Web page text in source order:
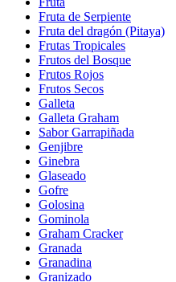
Fruta de Serpiente
Fruta del dragón (Pitaya)
Frutas Tropicales
Frutos del Bosque
Frutos Rojos
Frutos Secos
Galleta
Galleta Graham
Sabor Garrapiñada
Genjibre
Ginebra
Glaseado
Gofre
Golosina
Gominola
Graham Cracker
Granada
Granadina
Granizado